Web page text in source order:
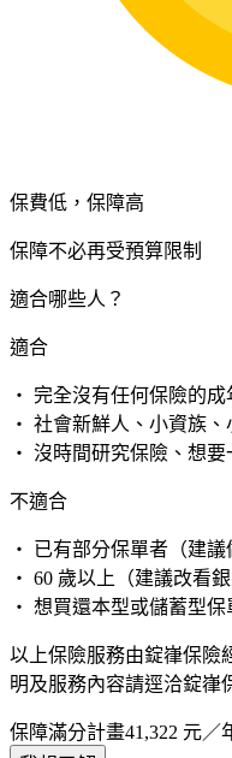
保費低，保障高
保障不必再受預算限制
適合哪些人？
適合
・ 完全沒有任何保險的成
・ 社會新鮮人、小資族、
・ 沒時間研究保險、想
不適合
・ 已有部分保單者（建議
・ 60 歲以上（建議改看銀
・ 想買還本型或儲蓄型保
以上保險服務由錠嵂保險
明及服務內容請逕洽錠嵂
保障滿分計畫41,322 元／